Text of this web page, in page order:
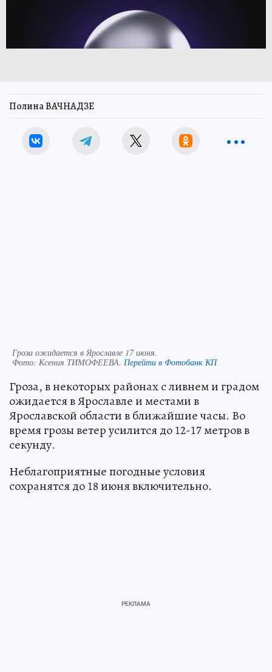
Полина ВАЧНАДЗЕ
Гроза ожидается в Ярославле 17 июня.
Фото: Ксения ТИМОФЕЕВА. Перейти в Фотобанк КП
Гроза, в некоторых районах с ливнем и градом
ожидается в Ярославле и местами в
Ярославской области в ближайшие часы. Во
время грозы ветер усилится до 12-17 метров в
секунду.
Неблагоприятные погодные условия
сохранятся до 18 июня включительно.